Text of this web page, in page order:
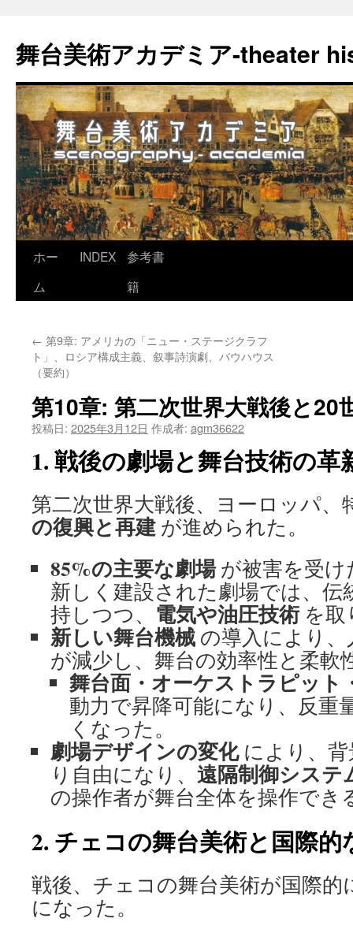
舞台美術アカデミア-theater
ン
へ
ス
プ
ホー
ム
INDEX
参考書
籍
← 第9章: アメリカの「ニュー・ステージクラフ
ト」、ロシア構成主義、叙事詩演劇、バウハウス
（要約）
第10章: 第二次世界大戦後と20
投稿日: 2025年3月12日 作成者: agm36622
1. 戦後の劇場と舞台技術の革
第二次世界大戦後、ヨーロッパ、
の復興と再建 が進められた。
85%の主要な劇場が被害を受け
新しく建設された劇場では、伝
持しつつ、 電気や油圧技術を取
新しい舞台機械 の導入により
が減少し、舞台の効率性と柔軟
舞台面・オーケストラピット
動力で昇降可能になり、反重
くなった。
劇場デザインの変化により、背
り自由になり、 遠隔制御システ
の操作者が舞台全体を操作でき
2. チェコの舞台美術と国際的
戦後、チェコの舞台美術が国際的
になった。